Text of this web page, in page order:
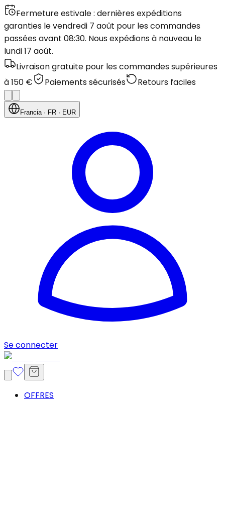
Fermeture estivale : dernières expéditions
garanties le vendredi 7 août pour les commandes
passées avant 08:30. Nous expédions à nouveau le
lundi 17 août.
Livraison gratuite pour les commandes supérieures
à 150 €
Paiements sécurisés Retours faciles
Francia· FR · EUR
Se connecter
OFFRES